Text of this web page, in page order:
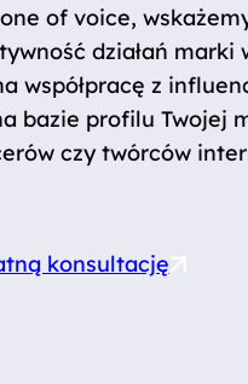
of voice,
działań marki
współpracę z
bazie profilu Twojej
czy twórców
konsultację